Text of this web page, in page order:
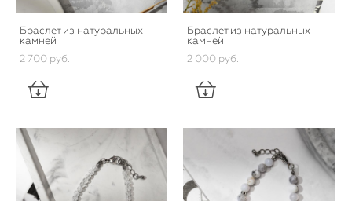
Браслет из натуральных
камней
2 700 pуб.
Браслет из натуральных
камней
2 000 pуб.